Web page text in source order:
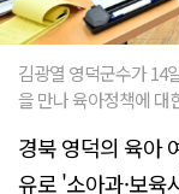
김광열 영덕군수가 14
을 만나 육아정책에 대
경북 영덕의 육아
유로 '소아과·보